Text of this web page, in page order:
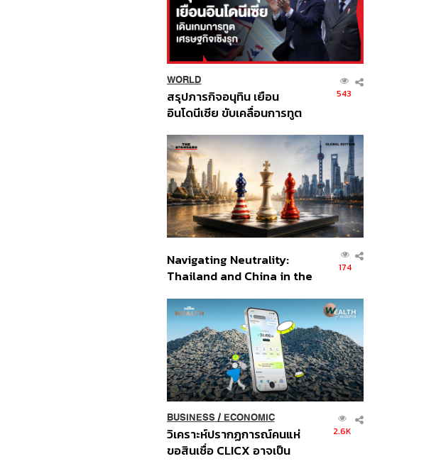
WORLD
สรุปภารกิจอนุทิน เยือน
อินโดนีเซีย ขับเคลื่อนการทูต
ส่วนยุทธศาสตร์ไทย –
อินโดนีเซีย
543
Navigating Neutrality:
Thailand and China in the
Order
174
BUSINESS/ ECONOMIC
วิเคราะห์ปรากฏการณ์คนแห่
ขอสินเชื่อ CLICX อาจเป็น
2.6K